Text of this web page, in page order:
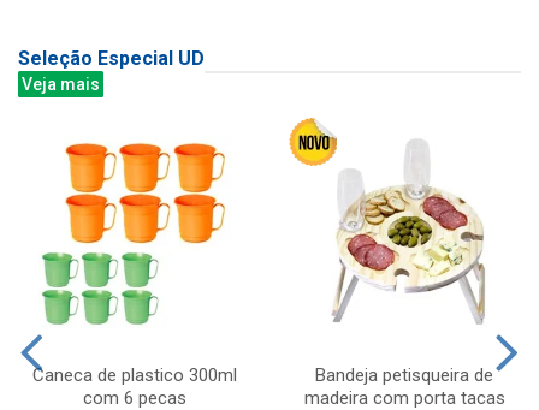
Seleção Especial UD
Veja mais
Caneca de plastico 300ml
com 6 pecas
Bandeja petisqueira de
madeira com porta tacas